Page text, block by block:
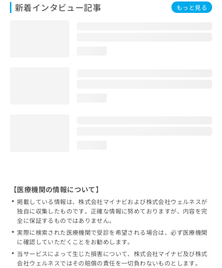
新着インタビュー記事 もっと見る
【医療機関の情報について】
掲載している情報は、株式会社マイナビおよび株式会社ウェルネスが
独自に収集したものです。正確な情報に努めておりますが、内容を完
全に保証するものではありません。
実際に検索された医療機関で受診を希望される場合は、必ず医療機関
に確認していただくことをお勧めします。
当サービスによって生じた損害について、株式会社マイナビ及び株式
会社ウェルネスではその賠償の責任を一切負わないものとします。